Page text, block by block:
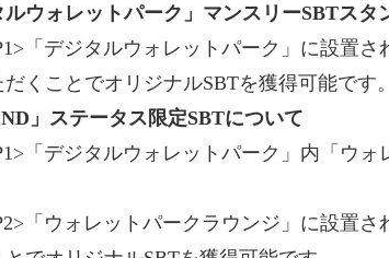
ルウォレットパーク」マンスリーSBTスタ
「デジタルウォレットパーク」に設置
くことでオリジナルSBTを獲得可能です。
」ステータス限定SBTについて
「デジタルウォレットパーク」内「ウ
「ウォレットパークラウンジ」に設置